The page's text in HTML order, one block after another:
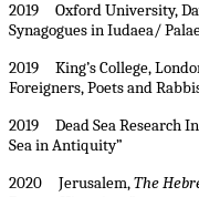
2019 Oxford University,
Synagogues in Iudaea/
2019 King’s College,
Foreigners, Poets and
2019 Dead Sea Research
Sea in Antiquity”
2020 Jerusalem,The